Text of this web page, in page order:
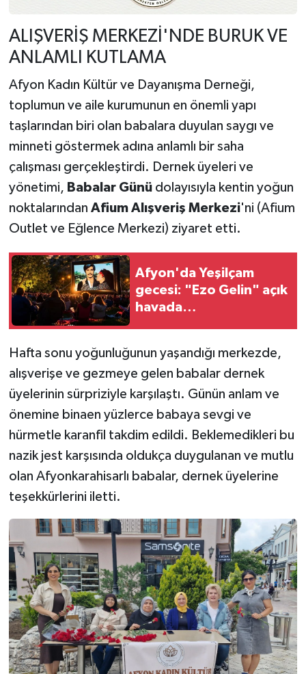
ALIŞVERİŞ MERKEZİ'NDE BURUK VE
ANLAMLI KUTLAMA
Afyon Kadın Kültür ve Dayanışma Derneği,
toplumun ve aile kurumunun en önemli yapı
taşlarından biri olan babalara duyulan saygı ve
minneti göstermek adına anlamlı bir saha
çalışması gerçekleştirdi. Dernek üyeleri ve
yönetimi, Babalar Günüdolayısıyla kentin yoğun
noktalarından Afium Alışveriş Merkezi'ni (Afium
Outlet ve Eğlence Merkezi) ziyaret etti.
Afyon'da Yeşilçam
gecesi: "Ezo Gelin" açık
havada
Hafta sonu yoğunluğunun yaşandığı merkezde,
alışverişe ve gezmeye gelen babalar dernek
üyelerinin sürpriziyle karşılaştı. Günün anlam ve
önemine binaen yüzlerce babaya sevgi ve
hürmetle karanfil takdim edildi. Beklemedikleri bu
nazik jest karşısında oldukça duygulanan ve mutlu
olan Afyonkarahisarlı babalar, dernek üyelerine
teşekkürlerini iletti.